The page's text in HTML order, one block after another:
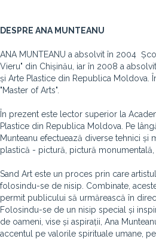
DESPRE ANA MUNTEANU
ANA MUNTEANU a absolvit în 2004
Vieru" din Chișinău, iar în 2008 a
și Arte Plastice din Republica Moldova.
"Master of Arts".
În prezent este lector superior la
Plastice din Republica Moldova. Pe
Munteanu efectuează diverse tehnici și
plastică - pictură, pictură monumentală,
Sand Art este un proces prin care
folosindu-se de nisip. Combinate,
permit publicului să urmărească în
Folosindu-se de un nisip special și
de oameni, vise și aspirații, Ana
accentul pe valorile spirituale umane,